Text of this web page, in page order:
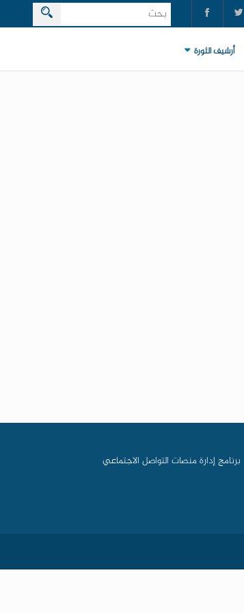
أرشيف الثورة
برنامج إدارة منصات التواصل الاجتماعي